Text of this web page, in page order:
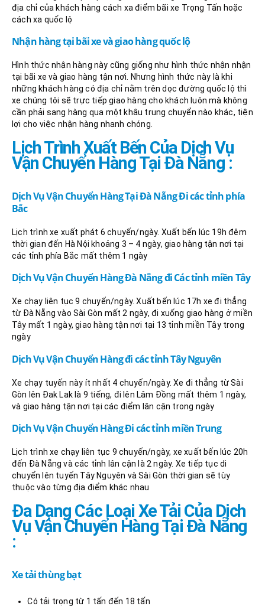
địa chỉ của khách hàng cách xa điểm bãi xe Trọng Tấn hoặc
cách xa quốc lộ
Nhận hàng tại bãi xe và giao hàng quốc lộ
Hình thức nhận hàng này cũng giống như hình thức nhận nhận
tại bãi xe và giao hàng tận nơi. Nhưng hình thức này là khi
những khách hàng có địa chỉ nằm trên dọc đường quốc lộ thì
xe chúng tôi sẽ trực tiếp giao hàng cho khách luôn mà không
cần phải sang hàng qua một khâu trung chuyển nào khác, tiện
lợi cho việc nhận hàng nhanh chóng.
Lịch Trình Xuất Bến Của Dịch Vụ
Vận Chuyển Hàng Tại Đà Nẵng :
Dịch Vụ Vận Chuyển Hàng Tại Đà Nẵng Đi các tỉnh phía
Bắc
Lịch trình xe xuất phát 6 chuyến/ngày. Xuất bến lúc 19h đêm
thời gian đến Hà Nội khoảng 3 – 4 ngày, giao hàng tận nơi tại
các tỉnh phía Bắc mất thêm 1 ngày
Dịch Vụ Vận Chuyển Hàng Đà Nẵng đi Các tỉnh miền Tây
Xe chạy liên tục 9 chuyến/ngày. Xuất bến lúc 17h xe đi thẳng
từ Đà Nẵng vào Sài Gòn mất 2 ngày, đi xuống giao hàng ở miền
Tây mất 1 ngày, giao hàng tận nơi tại 13 tỉnh miền Tây trong
ngày
Dịch Vụ Vận Chuyển Hàng đi các tỉnh Tây Nguyên
Xe chạy tuyến này ít nhất 4 chuyến/ngày. Xe đi thẳng từ Sài
Gòn lên Đak Lak là 9 tiếng, đi lên Lâm Đồng mất thêm 1 ngày,
và giao hàng tận nơi tại các điểm lân cận trong ngày
Dịch Vụ Vận Chuyển Hàng Đi các tỉnh miền Trung
Lịch trình xe chạy liên tục 9 chuyến/ngày, xe xuất bến lúc 20h
đến Đà Nẵng và các tỉnh lân cận là 2 ngày. Xe tiếp tục di
chuyển lên tuyến Tây Nguyên và Sài Gòn thời gian sẽ tùy
thuộc vào từng địa điểm khác nhau
Đa Dạng Các Loại Xe Tải Của Dịch
Vụ Vận Chuyển Hàng Tại Đà Nẵng
:
Xe tải thùng bạt
Có tải trọng từ 1 tấn đến 18 tấn